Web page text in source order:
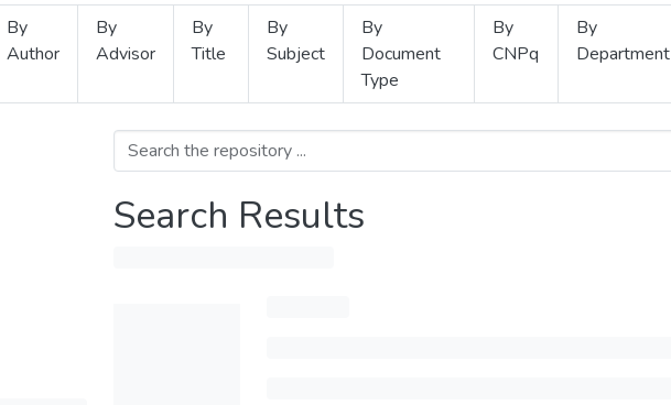
By
Author
By
Advisor
By
Title
By
Subject
By
Document
Type
By
CNPq
By
Department
Search Results